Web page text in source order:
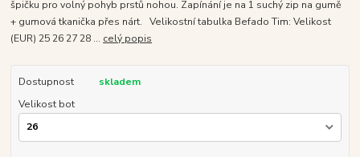
špičku pro volný pohyb prstů nohou. Zapínání je na 1 suchý zip na gumě
+ gumová tkanička přes nárt. Velikostní tabulka Befado Tim: Velikost
(EUR) 25 26 27 28 ... celý popis
Dostupnost
skladem
Velikost bot